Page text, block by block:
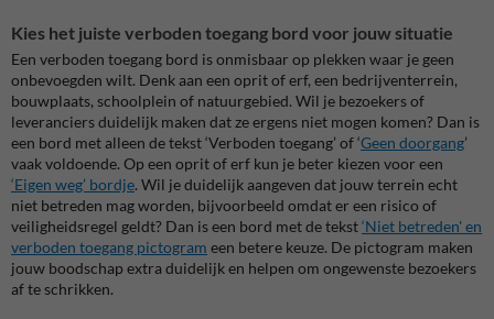
Kies het juiste verboden toegang bord voor jouw situatie
Een verboden toegang bord is onmisbaar op plekken waar je geen
onbevoegden wilt. Denk aan een oprit of erf, een bedrijventerrein,
bouwplaats, schoolplein of natuurgebied. Wil je bezoekers of
leveranciers duidelijk maken dat ze ergens niet mogen komen? Dan is
een bord met alleen de tekst‘Verboden toegang’ of ‘Geen doorgang’
vaak voldoende. Op een oprit of erf kun je beter kiezen voor een
‘Eigen weg’ bordje. Wil je duidelijk aangeven dat jouw terrein echt
niet betreden mag worden, bijvoorbeeld omdat er een risico of
veiligheidsregel geldt? Dan is een bord met de tekst‘Niet betreden' en
verboden toegang pictogram een betere keuze. De pictogram maken
jouw boodschap extra duidelijk en helpen om ongewenste bezoekers
af te schrikken.